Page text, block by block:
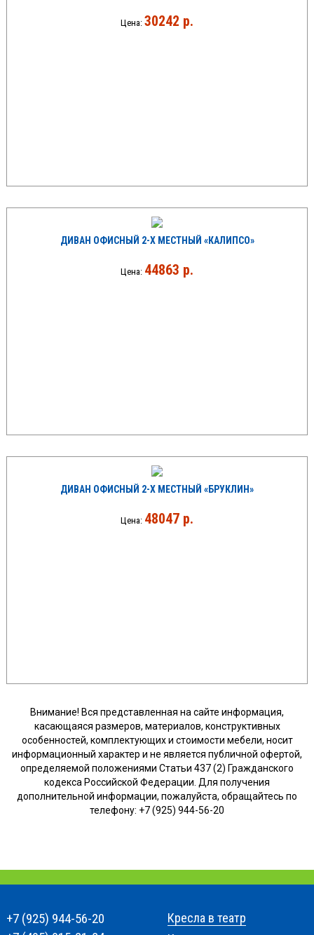
Цена: 30242 р.
ДИВАН ОФИСНЫЙ 2-Х МЕСТНЫЙ «КАЛИПСО»
Цена: 44863 р.
ДИВАН ОФИСНЫЙ 2-Х МЕСТНЫЙ «БРУКЛИН»
Цена: 48047 р.
Внимание! Вся представленная на сайте информация,
касающаяся размеров, материалов, конструктивных
особенностей, комплектующих и стоимости мебели, носит
информационный характер и не является публичной офертой,
определяемой положениями Статьи 437 (2) Гражданского
кодекса Российской Федерации. Для получения
дополнительной информации, пожалуйста, обращайтесь по
телефону: +7 (925) 944-56-20
+7 (925) 944-56-20
Кресла в театр